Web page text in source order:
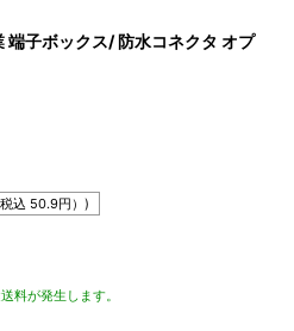
端子ボックス/ 防水コネクタ オプ
込 50.9円）)
料が発生します。